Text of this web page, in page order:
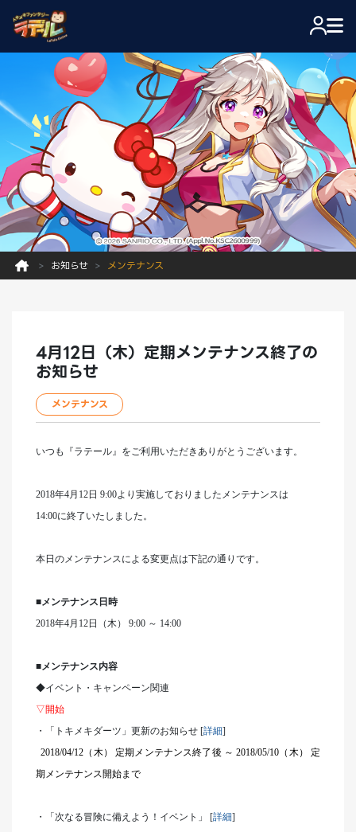
お知らせ メンテナンス
4月12日（木）定期メンテナンス終了の
お知らせ
メンテナンス
いつも『ラテール』をご利用いただきありがとうございます。
2018年4月12日 9:00より実施しておりましたメンテナンスは
14:00に終了いたしました。
本日のメンテナンスによる変更点は下記の通りです。
■メンテナンス日時
2018年4月12日（木） 9:00 ～ 14:00
■メンテナンス内容
◆イベント・キャンペーン関連
▽開始
・「トキメキダーツ」更新のお知らせ [詳細]
2018/04/12 （木）
定期メンテナンス終了後 ～ 2018/05/10（木） 定
期メンテナンス開始まで
・「次なる冒険に備えよう！イベント」 [詳細]